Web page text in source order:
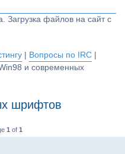
Загрузка файлов на сайт с
Вопросы по IRC
и современных
шрифтов
1 of 1